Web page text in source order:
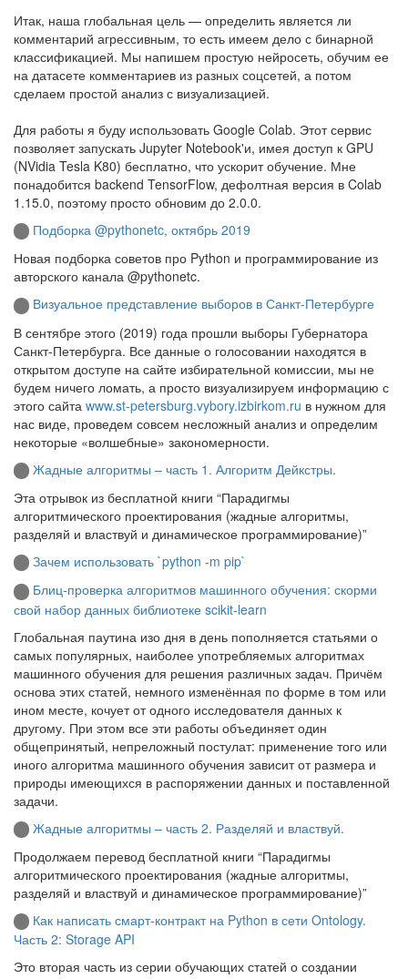
Итак, наша глобальная цель — определить является ли
комментарий агрессивным, то есть имеем дело с бинарной
классификацией. Мы напишем простую нейросеть, обучим ее
на датасете комментариев из разных соцсетей, а потом
сделаем простой анализ с визуализацией.
Для работы я буду использовать Google Colab. Этот сервис
позволяет запускать Jupyter Notebook'и, имея доступ к GPU
(NVidia Tesla K80) бесплатно, что ускорит обучение. Мне
понадобится backend TensorFlow, дефолтная версия в Colab
1.15.0, поэтому просто обновим до 2.0.0.
Подборка @pythonetc, октябрь 2019
Новая подборка советов про Python и программирование из
авторского канала @pythonetc.
Визуальное представление выборов в Санкт-Петербурге
В сентябре этого (2019) года прошли выборы Губернатора
Санкт-Петербурга. Все данные о голосовании находятся в
открытом доступе на сайте избирательной комиссии, мы не
будем ничего ломать, а просто визуализируем информацию с
этого сайта www.st-petersburg.vybory.izbirkom.ru в нужном для
нас виде, проведем совсем несложный анализ и определим
некоторые «волшебные» закономерности.
Жадные алгоритмы – часть 1. Алгоритм Дейкстры.
Эта отрывок из бесплатной книги “Парадигмы
алгоритмического проектирования (жадные алгоритмы,
разделяй и властвуй и динамическое программирование)”
Зачем использовать `python -m pip`
Блиц-проверка алгоритмов машинного обучения: скорми
свой набор данных библиотеке scikit-learn
Глобальная паутина изо дня в день пополняется статьями о
самых популярных, наиболее употребляемых алгоритмах
машинного обучения для решения различных задач. Причём
основа этих статей, немного изменённая по форме в том или
ином месте, кочует от одного исследователя данных к
другому. При этом все эти работы объединяет один
общепринятый, непреложный постулат: применение того или
иного алгоритма машинного обучения зависит от размера и
природы имеющихся в распоряжении данных и поставленной
задачи.
Жадные алгоритмы – часть 2. Разделяй и властвуй.
Продолжаем перевод бесплатной книги “Парадигмы
алгоритмического проектирования (жадные алгоритмы,
разделяй и властвуй и динамическое программирование)”
Как написать смарт-контракт на Python в сети Ontology.
Часть 2: Storage API
Это вторая часть из серии обучающих статей о создании